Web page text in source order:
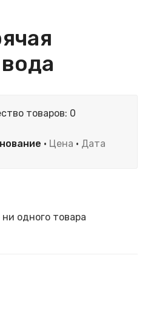
товаров: 0
· Цена · Дата
одного товара